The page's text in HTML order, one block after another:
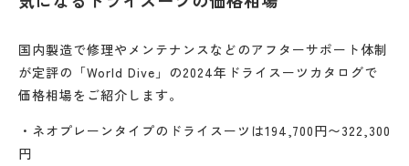
国内製造で修理やメンテナンスなどのアフターサポート体制
が定評の「World Dive」の2024年ドライスーツカタログで
価格相場をご紹介します。
・ネオプレーンタイプのドライスーツは194,700円〜322,300
円